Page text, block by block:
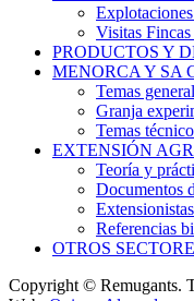
Visitas
PRODUCTOS Y
MENORCA Y SA
Temas
Granja
Temas
EXTENSIÓN
Teoría y
Documentos
Extensionistas
Referencias
OTROS
Copyright © Remugants.